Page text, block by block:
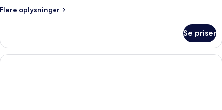
Flere oplysninger
Flere
Se priser